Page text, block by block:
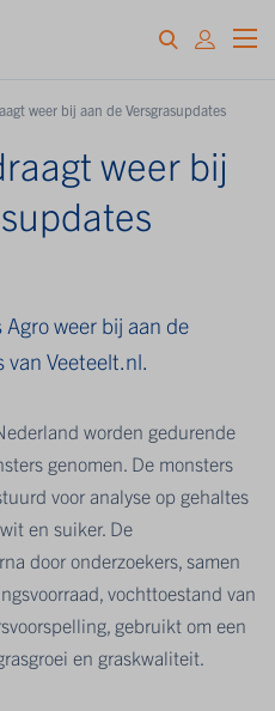
weer bij aan de Versgrasupdates
weer bij
weer bij aan de
van Veeteelt.nl.
worden gedurende
genomen. De monsters
voor analyse op gehaltes
en suiker. De
door onderzoekers, samen
vochttoestand van
gebruikt om een
en graskwaliteit.